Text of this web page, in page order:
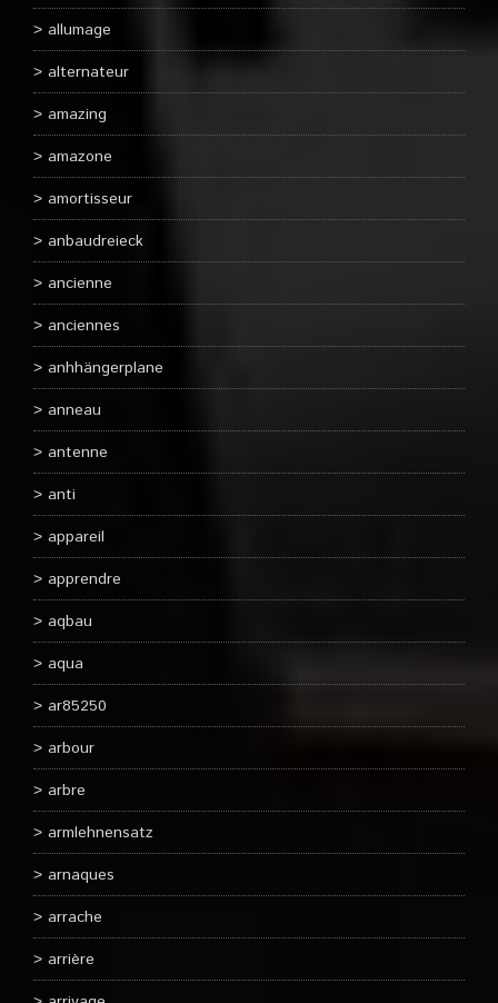
allumage
alternateur
amazing
amazone
amortisseur
anbaudreieck
ancienne
anciennes
anhhängerplane
anneau
antenne
anti
appareil
apprendre
aqbau
aqua
ar85250
arbour
arbre
armlehnensatz
arnaques
arrache
arrière